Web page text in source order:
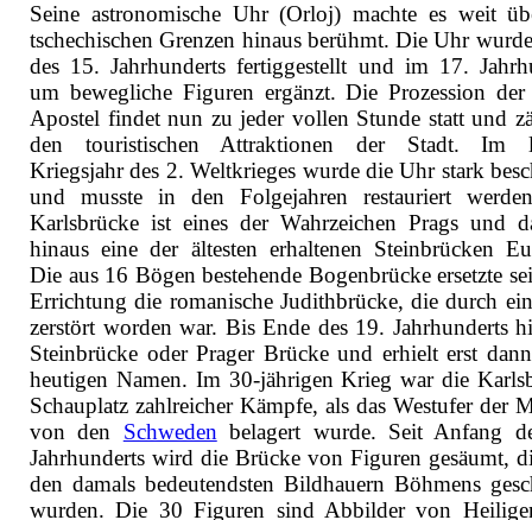
Seine astronomische Uhr (Orloj) machte es weit
tschechischen Grenzen hinaus berühmt. Die Uhr
des 15. Jahrhunderts fertiggestellt und im 17.
um bewegliche Figuren ergänzt. Die Prozession
Apostel findet nun zu jeder vollen Stunde statt und
den touristischen Attraktionen der Stadt. Im
Kriegsjahr des 2. Weltkrieges wurde die Uhr stark
und musste in den Folgejahren restauriert
Karlsbrücke ist eines der Wahrzeichen Prags und
hinaus eine der ältesten erhaltenen Steinbrücken
Die aus 16 Bögen bestehende Bogenbrücke ersetzte
Errichtung die romanische Judithbrücke, die durch
zerstört worden war. Bis Ende des 19. Jahrhunderts
Steinbrücke oder Prager Brücke und erhielt erst
heutigen Namen. Im 30-jährigen Krieg war die
Schauplatz zahlreicher Kämpfe, als das Westufer der
von den Schwedenbelagert wurde. Seit Anfang
Jahrhunderts wird die Brücke von Figuren gesäumt,
den damals bedeutendsten Bildhauern Böhmens
wurden. Die 30 Figuren sind Abbilder von